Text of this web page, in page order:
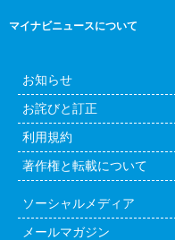
マイナビニュースについて
お知らせ
お詫びと訂正
利用規約
著作権と転載について
ソーシャルメディア
メールマガジン